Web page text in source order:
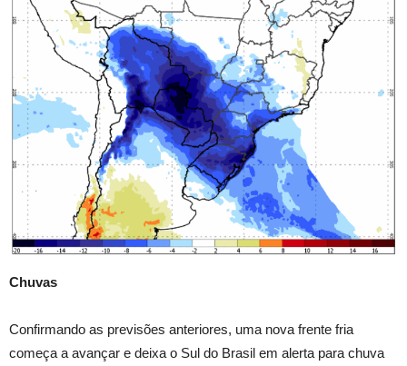
Chuvas
Confirmando as previsões anteriores, uma nova frente fria
começa a avançar e deixa o Sul do Brasil em alerta para chuva